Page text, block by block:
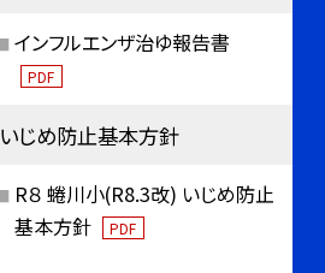
インフルエンザ治ゆ報告書
PDF
いじめ防止基本方針
R８ 蜷川小(R8.3改) いじめ防止
基本方針
PDF